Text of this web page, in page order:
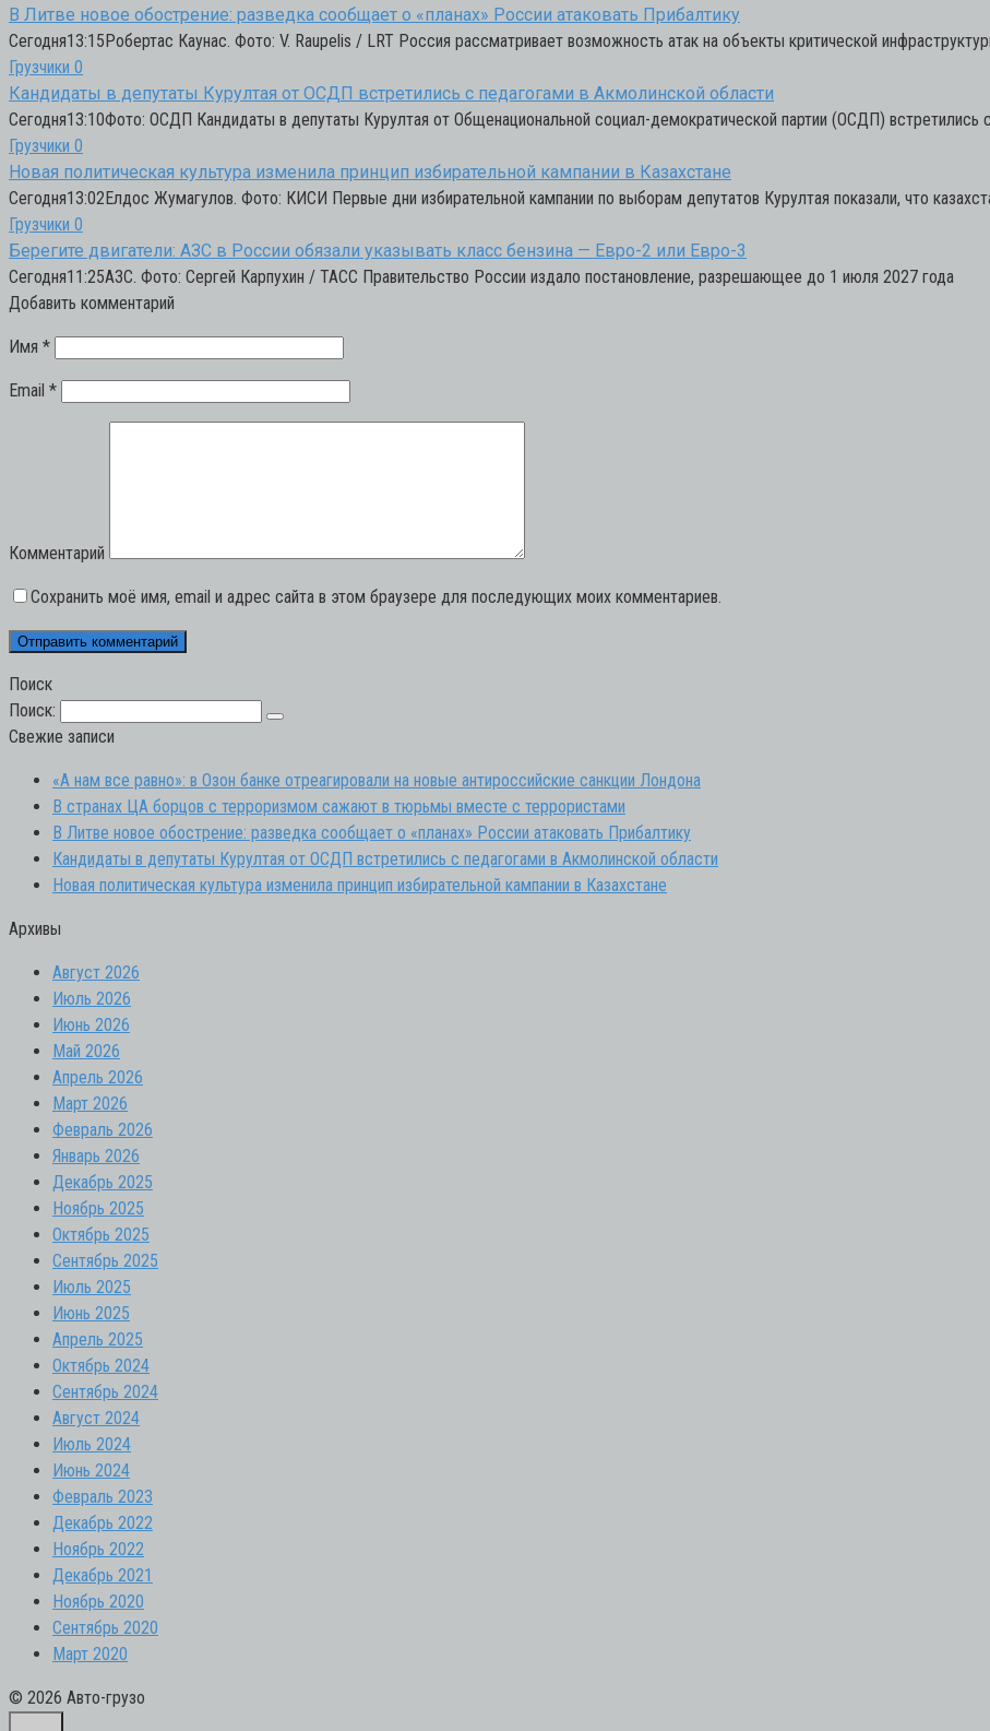
В Литве новое обострение: разведка сообщает о «планах» России атаковать Прибалтику
Сегодня13:15Робертас Каунас. Фото: V. Raupelis / LRT Россия рассматривает возможность атак на объекты критической
Грузчики 0
Кандидаты в депутаты Курултая от ОСДП встретились с педагогами в Акмолинской области
Сегодня13:10Фото: ОСДП Кандидаты в депутаты Курултая от Общенациональной социал-демократической партии (ОСДП) встретились
Грузчики 0
Новая политическая культура изменила принцип избирательной кампании в Казахстане
Сегодня13:02Елдос Жумагулов. Фото: КИСИ Первые дни избирательной кампании по выборам депутатов Курултая показали, что
Грузчики 0
Берегите двигатели: АЗС в России обязали указывать класс бензина — Евро-2 или Евро-3
Сегодня11:25АЗС. Фото: Сергей Карпухин / ТАСС Правительство России издало постановление, разрешающее до 1 июля 2027 года
Добавить комментарий
Имя *
Email *
Комментарий
Сохранить моё имя, email и адрес сайта в этом браузере для последующих моих комментариев.
Поиск
Поиск:
Свежие записи
«А нам все равно»: в Озон банке отреагировали на новые антироссийские санкции Лондона
В странах ЦА борцов с терроризмом сажают в тюрьмы вместе с террористами
В Литве новое обострение: разведка сообщает о «планах» России атаковать Прибалтику
Кандидаты в депутаты Курултая от ОСДП встретились с педагогами в Акмолинской области
Новая политическая культура изменила принцип избирательной кампании в Казахстане
Архивы
Август 2026
Июль 2026
Июнь 2026
Май 2026
Апрель 2026
Март 2026
Февраль 2026
Январь 2026
Декабрь 2025
Ноябрь 2025
Октябрь 2025
Сентябрь 2025
Июль 2025
Июнь 2025
Апрель 2025
Октябрь 2024
Сентябрь 2024
Август 2024
Июль 2024
Июнь 2024
Февраль 2023
Декабрь 2022
Ноябрь 2022
Декабрь 2021
Ноябрь 2020
Сентябрь 2020
Март 2020
© 2026 Авто-грузо